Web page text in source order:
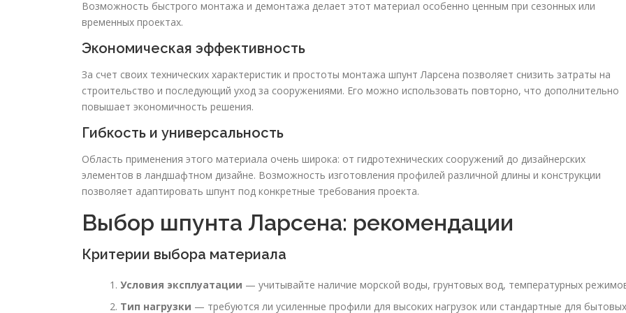
Возможность быстрого монтажа и демонтажа делает этот материал особенно ценным при сезонных или
временных проектах.
Экономическая эффективность
За счет своих технических характеристик и простоты монтажа шпунт Ларсена позволяет снизить затраты на
строительство и последующий уход за сооружениями. Его можно использовать повторно, что дополнительно
повышает экономичность решения.
Гибкость и универсальность
Область применения этого материала очень широка: от гидротехнических сооружений до дизайнерских
элементов в ландшафтном дизайне. Возможность изготовления профилей различной длины и конструкции
позволяет адаптировать шпунт под конкретные требования проекта.
Выбор шпунта Ларсена: рекомендации
Критерии выбора материала
Условия эксплуатации — учитывайте наличие морской воды, грунтовых вод, температурных
Тип нагрузки — требуются ли усиленные профили для высоких нагрузок или стандартные для бытовых